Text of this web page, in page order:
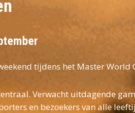
tijdens het Master World
Verwacht uitdagende
en bezoekers van alle